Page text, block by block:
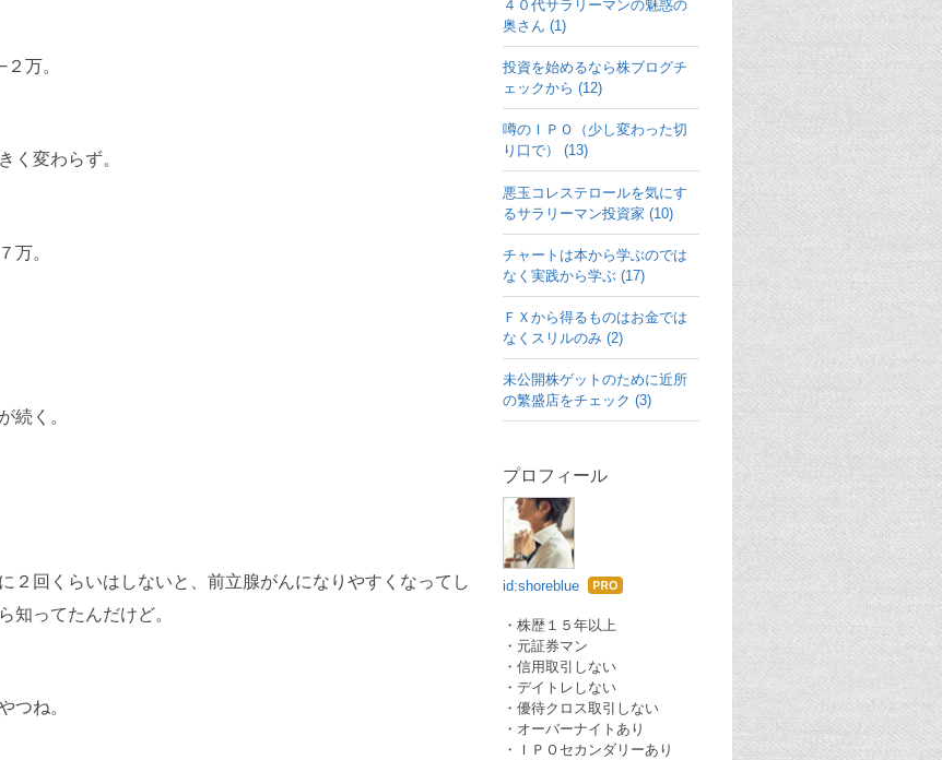
万。
く変わらず。
万。
続く。
２回くらいはしないと、前立腺がんになりやすくなってし
知ってたんだけど。
つね。
４０代サラリーマンの魅惑の
奥さん (1)
投資を始めるなら株ブログチ
ェックから (12)
噂のＩＰＯ（少し変わった切
り口で） (13)
悪玉コレステロールを気にす
るサラリーマン投資家 (10)
チャートは本から学ぶのでは
なく実践から学ぶ (17)
ＦＸから得るものはお金では
なくスリルのみ (2)
未公開株ゲットのために近所
の繁盛店をチェック (3)
プロフィール
id:shoreblue はて
なブ
Pro
・株歴１５年以上
・元証券マン
・信用取引しない
・デイトレしない
・優待クロス取引しない
・オーバーナイトあり
・ＩＰＯセカンダリーあり